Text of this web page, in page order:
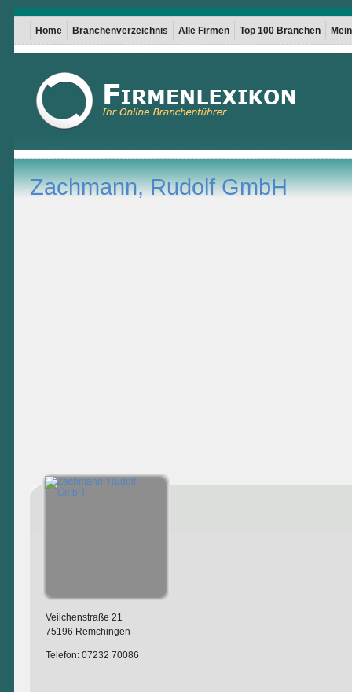
Home Branchenverzeichnis Alle Firmen Top 100 Branchen
Zachmann, Rudolf GmbH
Veilchenstraße 21
75196 Remchingen
Telefon: 07232 70086